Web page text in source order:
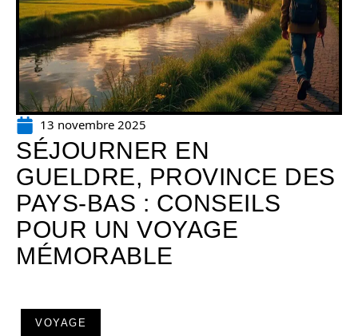
13 novembre 2025
SÉJOURNER EN
GUELDRE, PROVINCE DES
PAYS-BAS : CONSEILS
POUR UN VOYAGE
MÉMORABLE
VOYAGE